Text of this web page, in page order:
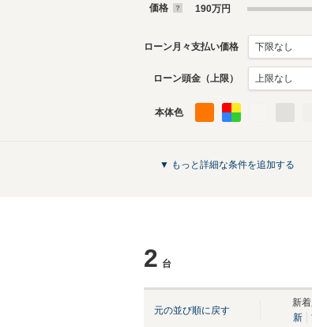
価格 190万円
ローン月々支払い価格
ローン頭金（上限）
本体色
▼ もっと詳細な条件を追加する
2 台
元の並び順に戻す
新
新